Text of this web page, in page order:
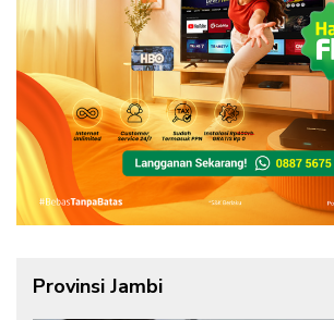
Provinsi Jambi